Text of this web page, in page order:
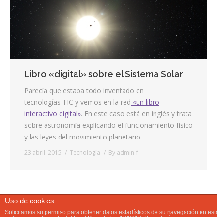
Contacta
Info cookies
Libro «digital» sobre el Sistema Solar
Parecía que estaba todo inventado en
tecnologías TIC y vemos en la red «un libro
interactivo digital». En este caso está en inglés y trata
sobre astronomía explicando el funcionamiento físico
y las leyes del movimiento planetario.
23 abril, 2015 Tecnología By admin-f
Uso de cookies
Solicitamos su permiso para obtener datos estadísticos de su navegación en